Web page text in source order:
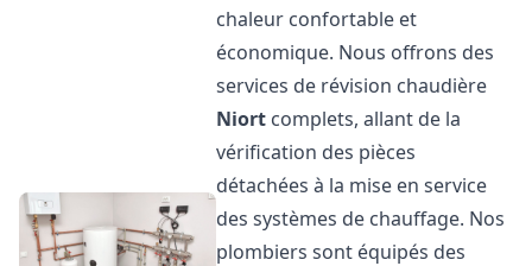
chaleur confortable et
économique. Nous offrons des
services de révision chaudière
Niort complets, allant de la
vérification des pièces
détachées à la mise en service
des systèmes de chauffage. Nos
plombiers sont équipés des